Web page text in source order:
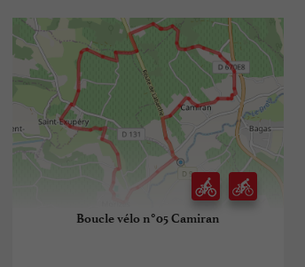
Boucle vélo n°05 Camiran